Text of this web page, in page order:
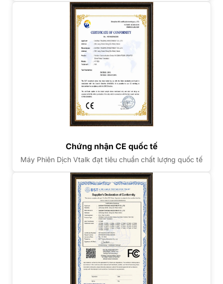
Chứng nhận CE quốc tế
Máy Phiên Dịch Vtalk đạt tiêu chuẩn chất lượng quốc tế